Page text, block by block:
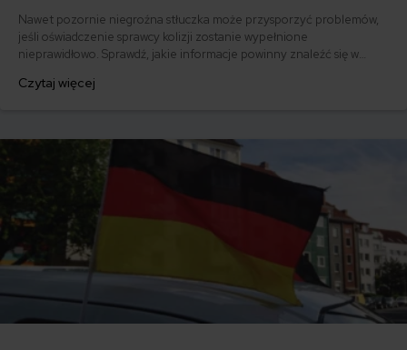
Nawet pozornie niegroźna stłuczka może przysporzyć problemów,
jeśli oświadczenie sprawcy kolizji zostanie wypełnione
nieprawidłowo. Sprawdź, jakie informacje powinny znaleźć się w
Czytaj więcej